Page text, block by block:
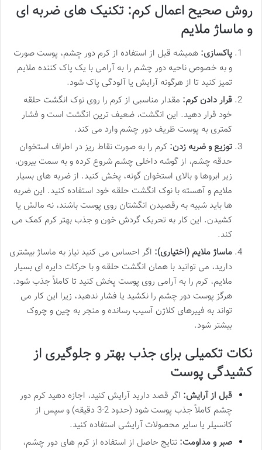
روش صحیح اعمال کرم: تکنیک های ضربه ای
و ماساژ ملایم
پاکسازی: همیشه قبل از استفاده از کرم دور چشم، پوست صورت
و به خصوص ناحیه دور چشم را به آرامی با یک پاک کننده ملایم
تمیز کنید تا از هرگونه آرایش یا آلودگی پاک شود.
قرار دادن کرم: مقدار مناسبی از کرم را روی نوک انگشت حلقه
خود قرار دهید. این انگشت، ضعیف ترین انگشت است و فشار
کمتری به پوست ظریف دور چشم وارد می کند.
توزیع و ضربه زدن: کرم را به صورت نقاط ریز در اطراف استخوان
حدقه چشم، از گوشه داخلی چشم شروع کرده و به سمت بیرون،
زیر ابروها و بالای استخوان گونه، پخش کنید. از ضربه های بسیار
ملایم و آهسته با نوک انگشت حلقه خود استفاده کنید. این ضربه
ها باید شبیه به رقصیدن انگشتان روی پوست باشند، نه مالش یا
کشیدن. این کار به تحریک گردش خون و جذب بهتر کرم کمک می
کند.
ماساژ ملایم (اختیاری): اگر احساس می کنید نیاز به ماساژ بیشتری
دارید، می توانید با همان انگشت حلقه و با حرکات دایره ای بسیار
ملایم، کرم را به آرامی روی پوست پخش کنید تا کاملاً جذب شود.
هرگز پوست دور چشم را نکشید یا فشار ندهید، زیرا این کار می
تواند به فیبرهای کلاژن آسیب رسانده و منجر به چین و چروک
بیشتر شود.
نکات تکمیلی برای جذب بهتر و جلوگیری از
کشیدگی پوست
قبل از آرایش: اگر قصد دارید آرایش کنید، اجازه دهید کرم دور
چشم کاملاً جذب پوست شود (حدود 2-3 دقیقه) و سپس از
کانسیلر یا سایر محصولات آرایشی استفاده کنید.
صبر و مداومت: نتایج حاصل از استفاده از کرم های دور چشم،